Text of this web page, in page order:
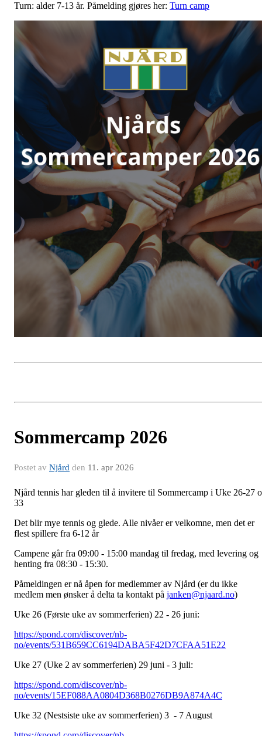
Turn: alder 7-13 år. Påmelding gjøres her: Turn camp
Sommercamp 2026
Postet av Njård den 11. apr 2026
Njård tennis har gleden til å invitere til Sommercamp i Uke 26-27
33
Det blir mye tennis og glede. Alle nivåer er velkomne, men det er
flest spillere fra 6-12 år
Campene går fra 09:00 - 15:00 mandag til fredag, med levering og
henting fra 08:30 - 15:30.
Påmeldingen er nå åpen for medlemmer av Njård (er du ikke
medlem men ønsker å delta ta kontakt på janken@njaard.no)
Uke 26 (Første uke av sommerferien) 22 - 26 juni:
https://spond.com/discover/nb-
no/events/531B659CC6194DABA5F42D7CFAA51E22
Uke 27 (Uke 2 av sommerferien) 29 juni - 3 juli:
https://spond.com/discover/nb-
no/events/15EF088AA0804D368B0276DB9A874A4C
Uke 32 (Nestsiste uke av sommerferien) 3 - 7 August